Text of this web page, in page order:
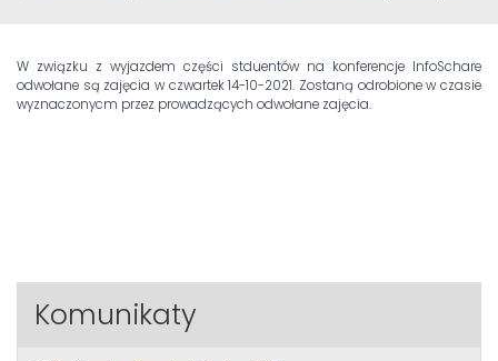
W związku z wyjazdem części stduentów na konferencje InfoSchare
odwołane są zajęcia w czwartek 14-10-2021. Zostaną odrobione w czasie
wyznaczonycm przez prowadzących odwołane zajęcia.
Komunikaty